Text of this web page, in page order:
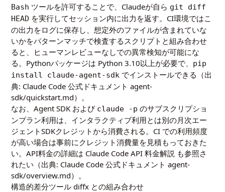
Bash ツールを許可することで、Claudeが自ら git diff
HEAD を実行してセッション内に出力を返す。CI環境ではこ
の出力をログに保存し、想定外のファイルが含まれていな
いかをパターンマッチで検査するスクリプトと組み合わせ
ると、ヒューマンレビューなしでの異常検知が可能にな
る。Pythonパッケージは Python 3.10以上が必要で、 pip
install claude-agent-sdk でインストールできる（出
典: Claude Code 公式ドキュメント agent-
sdk/quickstart.md）。
なお、Agent SDK および claude -p のサブスクリプショ
ンプラン利用は、インタラクティブ利用とは別の月次エー
ジェントSDKクレジットから消費される。CI での利用頻度
が高い場合は事前にクレジット消費量を見積もっておきた
い。API料金の詳細は Claude Code API 料金解説 も参照さ
れたい（出典: Claude Code 公式ドキュメント agent-
sdk/overview.md）。
構造的差分ツール diffx との組み合わせ